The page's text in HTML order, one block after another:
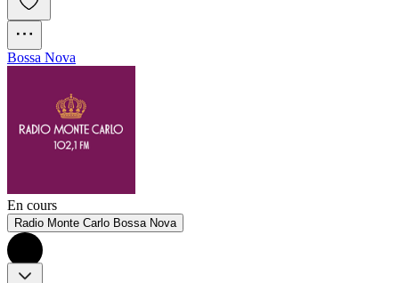
Bossa Nova
En cours
Radio Monte Carlo Bossa Nova